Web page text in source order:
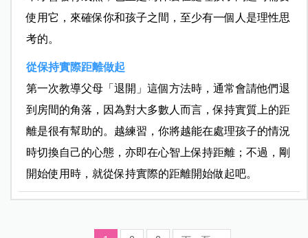
使用它，來確保你和孩子之間，至少有一個人是理性思
考的。
從保持實際距離做起
第一次教導父母「退開」這個方法時，通常會請他們退
到房間的角落，因為對大多數人而言，保持實質上的距
離是很有幫助的。越練習，你將越能在處理孩子的情況
時切換自己的心態，亦即在心智上保持距離；不過，剛
開始使用時，就從保持實際的距離開始做起吧。